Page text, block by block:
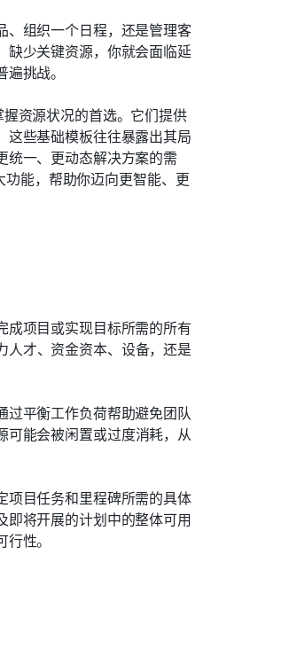
、组织一个日程，还是管理客
缺少关键资源，你就会面临延
挑战。
资源状况的首选。它们提供
这些基础模板往往暴露出其局
统一、更动态解决方案的需
能，帮助你迈向更智能、更
成项目或实现目标所需的所有
才、资金资本、设备，还是
过平衡工作负荷帮助避免团队
可能会被闲置或过度消耗，从
项目任务和里程碑所需的具体
即将开展的计划中的整体可用
性。